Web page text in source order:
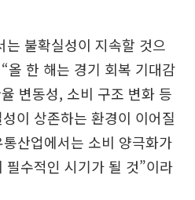
는 불확실성이 지속할 것으
올 한 해는 경기 회복 기대감
변동성, 소비 구조 변화 등
이 상존하는 환경이 이어질
산업에서는 소비 양극화가
필수적인 시기가 될 것”이라